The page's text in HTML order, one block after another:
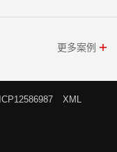
更多案例
XML